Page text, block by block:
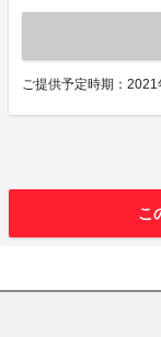
ご提供予定時期：2021
こ